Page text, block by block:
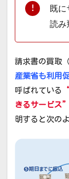
既に
読み
請求書の買取
産業省も利用
呼ばれている
きるサービス”
明すると次の